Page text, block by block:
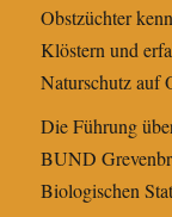
Obstzüchter
Klöstern und
Naturschutz auf
Die Führung
BUND
Biologischen